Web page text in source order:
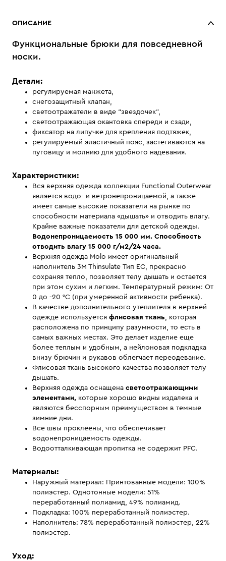
ОПИСАНИЕ
Функциональные брюки для повседневной
носки.
Детали:
регулируемая манжета,
снегозащитный клапан,
светоотражатели в виде “звездочек”,
светоотражающая окантовка спереди и сзади,
фиксатор на липучке для крепления подтяжек,
регулируемый эластичный пояс, застегиваются на
пуговицу и молнию для удобного надевания.
Характеристики:
Вся верхняя одежда коллекции Functional Outerwear
является водо- и ветронепроницаемой, а также
имеет самые высокие показатели на рынке по
способности материала «дышать» и отводить влагу.
Крайне важные показатели для детской одежды.
Водонепроницаемость 15 000 мм. Способность
отводить влагу 15 000 г/м2/24 часа.
Верхняя одежда Molo имеет оригинальный
наполнитель 3M Thinsulate Тип EС, прекрасно
сохраняя тепло, позволяет телу дышать и остается
при этом сухим и легким. Температурный режим: От
0 до -20 °C (при умеренной активности ребенка).
В качестве дополнительного утеплителя в верхней
одежде используется флисовая ткань, которая
расположена по принципу разумности, то есть в
самых важных местах. Это делает изделие еще
более теплым и удобным, а нейлоновая подкладка
внизу брючин и рукавов облегчает переодевание.
Флисовая ткань высокого качества позволяет телу
дышать.
Верхняя одежда оснащена светоотражающими
элементами, которые хорошо видны издалека и
являются бесспорным преимуществом в темные
зимние дни.
Все швы проклеены, что обеспечивает
водонепроницаемость одежды.
Водоотталкивающая пропитка не содержит PFC.
Материалы:
Наружный материал: Принтованные модели: 100%
полиэстер. Однотонные модели: 51%
переработанный полиамид, 49% полиамид.
Подкладка: 100% переработанный полиэстер.
Наполнитель: 78% переработанный полиэстер, 22%
полиэстер.
Уход: